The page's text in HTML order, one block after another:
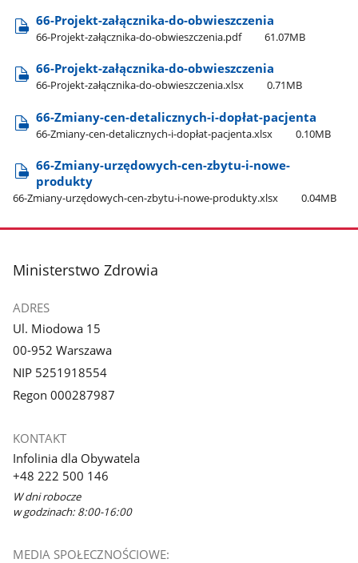
66-Projekt-załącznika-do-obwieszczenia
66-Projekt-załącznika-do-obwieszczenia.pdf 61.07MB
66-Projekt-załącznika-do-obwieszczenia
66-Projekt-załącznika-do-obwieszczenia.xlsx 0.71MB
66-Zmiany-cen-detalicznych-i-dopłat-pacjenta
66-Zmiany-cen-detalicznych-i-dopłat-pacjenta.xlsx 0.10MB
66-Zmiany-urzędowych-cen-zbytu-i-nowe-
produkty
66-Zmiany-urzędowych-cen-zbytu-i-nowe-produkty.xlsx 0.04MB
stopka
Ministerstwo Zdrowia
ADRES
Ul. Miodowa 15
00-952 Warszawa
NIP 5251918554
Regon 000287987
KONTAKT
Infolinia dla Obywatela
+48 222 500 146
W dni robocze
w godzinach: 8:00-16:00
MEDIA SPOŁECZNOŚCIOWE: